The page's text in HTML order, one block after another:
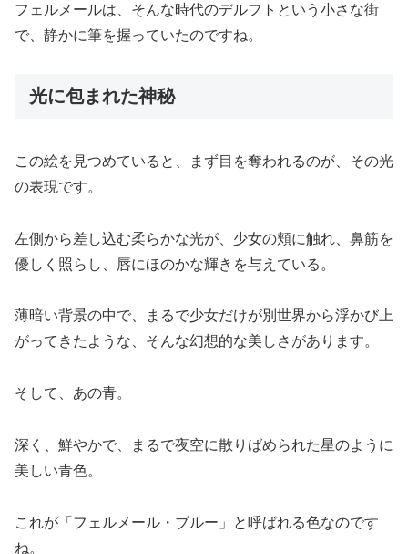
フェルメールは、そんな時代のデルフトという小さな街
で、静かに筆を握っていたのですね。
光に包まれた神秘
この絵を見つめていると、まず目を奪われるのが、その光
の表現です。
左側から差し込む柔らかな光が、少女の頬に触れ、鼻筋を
優しく照らし、唇にほのかな輝きを与えている。
薄暗い背景の中で、まるで少女だけが別世界から浮かび上
がってきたような、そんな幻想的な美しさがあります。
そして、あの青。
深く、鮮やかで、まるで夜空に散りばめられた星のように
美しい青色。
これが「フェルメール・ブルー」と呼ばれる色なのです
ね。